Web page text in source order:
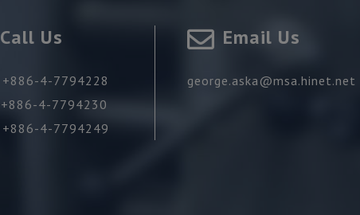
Call Us
+886-4-7794228
+886-4-7794230
+886-4-7794249
Email Us
george.aska@msa.hinet.net